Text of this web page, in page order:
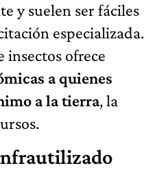
y suelen ser fáciles
especializada.
insectos ofrece
a quienes
a la tierra, la